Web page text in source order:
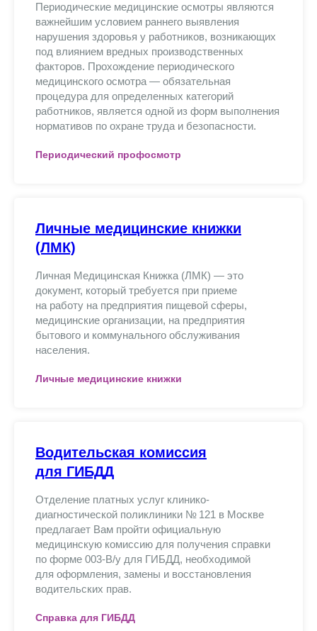
Периодические медицинские осмотры являются
важнейшим условием раннего выявления
нарушения здоровья у работников, возникающих
под влиянием вредных производственных
факторов. Прохождение периодического
медицинского осмотра — обязательная
процедура для определенных категорий
работников, является одной из форм выполнения
нормативов по охране труда и безопасности.
Периодический профосмотр
Личные медицинские книжки
(ЛМК)
Личная Медицинская Книжка (ЛМК) — это
документ, который требуется при приеме
на работу на предприятия пищевой сферы,
медицинские организации, на предприятия
бытового и коммунального обслуживания
населения.
Личные медицинские книжки
Водительская комиссия
для ГИБДД
Отделение платных услуг клинико-
диагностической поликлиники № 121 в Москве
предлагает Вам пройти официальную
медицинскую комиссию для получения справки
по форме 003-В/у для ГИБДД, необходимой
для оформления, замены и восстановления
водительских прав.
Справка для ГИБДД